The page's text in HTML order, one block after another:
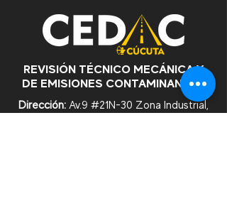
REVISIÓN TÉCNICO MECÁNICA Y
DE EMISIONES CONTAMINANTES
Dirección: Av.9 #21N-30 Zona Industrial,